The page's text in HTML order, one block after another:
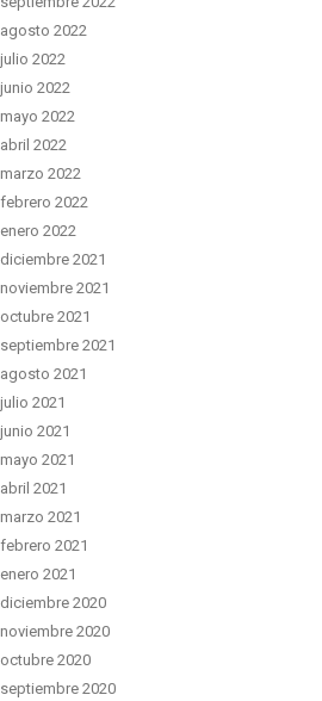
agosto 2022
julio 2022
junio 2022
mayo 2022
abril 2022
marzo 2022
febrero 2022
enero 2022
diciembre 2021
noviembre 2021
octubre 2021
septiembre 2021
agosto 2021
julio 2021
junio 2021
mayo 2021
abril 2021
marzo 2021
febrero 2021
enero 2021
diciembre 2020
noviembre 2020
octubre 2020
septiembre 2020